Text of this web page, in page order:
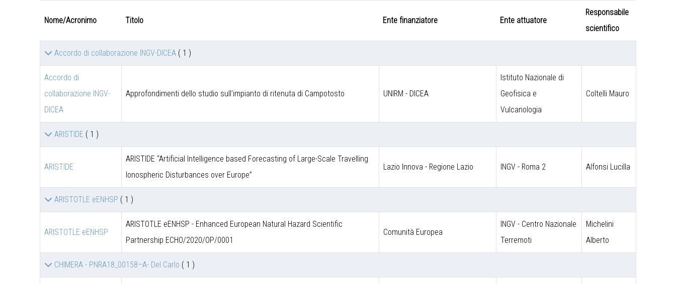
Nome/Acronimo Titolo Ente finanziatore Ente attuatore
Responsabile
scientifico
Accordo di collaborazione INGV-DICEA ( 1 )
Accordo di
collaborazione INGV-
DICEA
Approfondimenti dello studio sull'impianto di ritenuta di Campotosto UNIRM - DICEA
Istituto Nazionale di
Geofisica e
Vulcanologia
Coltelli Mauro
ARISTIDE ( 1 )
ARISTIDE
ARISTIDE “Artificial Intelligence based Forecasting of Large-Scale Travelling
Ionospheric Disturbances over Europe”
Lazio Innova - Regione Lazio INGV - Roma 2 Alfonsi Lucilla
ARISTOTLE eENHSP ( 1 )
ARISTOTLE eENHSP
ARISTOTLE eENHSP - Enhanced European Natural Hazard Scientific
Partnership ECHO/2020/OP/0001
Comunità Europea
INGV - Centro Nazionale
Terremoti
Michelini
Alberto
CHIMERA - PNRA18_00158–A- Del Carlo ( 1 )